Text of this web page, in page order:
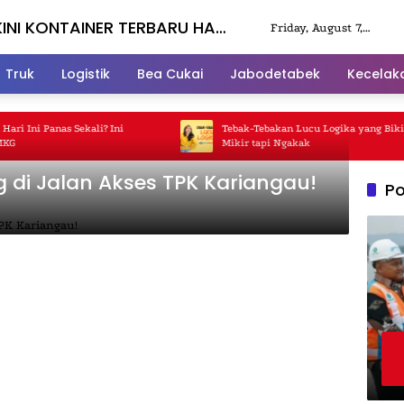
KONTAINER TERBARU HARI
Friday, August 7,
Truk Logistik Bea Cukai Jabodetabek
Ini Panas Sekali? Ini
Tebak-Tebakan Lucu Logika yang Bikin
Mikir tapi Ngakak
Jalan Akses TPK Kariangau!